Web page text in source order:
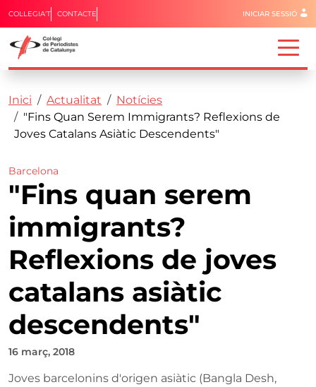
Vés al contingut
Capçalera
COL·LEGIA'T CONTACTE Menú del
INICIAR SESSIÓ
Fil d'ariadna
Inici Actualitat
Notícies
"Fins Quan Serem Immigrants? Reflexions de
Joves Catalans Asiàtic Descendents"
Barcelona
"Fins quan serem
immigrants?
Reflexions de joves
catalans asiàtic
descendents"
16 març, 2018
Joves barcelonins d'origen asiàtic (Bangla Desh,